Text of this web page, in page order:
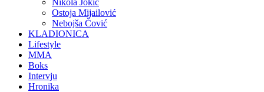
Nikola Jokić
Ostoja Mijailović
Nebojša Čović
KLADIONICA
Lifestyle
MMA
Boks
Intervju
Hronika